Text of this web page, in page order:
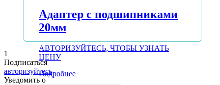
Адаптер с подшипниками
20мм
АВТОРИЗУЙТЕСЬ, ЧТОБЫ УЗНАТЬ
ЦЕНУ
Подробнее
1
Подписаться
авторизуйтесь
Уведомить о